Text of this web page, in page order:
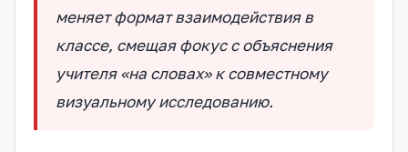
меняет формат взаимодействия в
классе, смещая фокус с объяснения
учителя «на словах» к совместному
визуальному исследованию.